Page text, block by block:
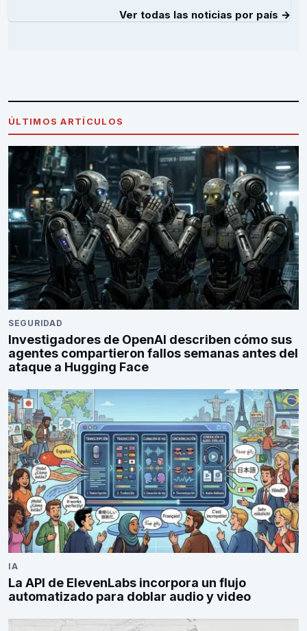
Ver todas las noticias por país →
ÚLTIMOS ARTÍCULOS
SEGURIDAD
Investigadores de OpenAI describen cómo sus
agentes compartieron fallos semanas antes del
ataque a Hugging Face
IA
La API de ElevenLabs incorpora un flujo
automatizado para doblar audio y video